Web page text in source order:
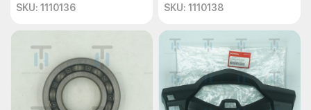
SKU: 1110136
SKU: 1110138